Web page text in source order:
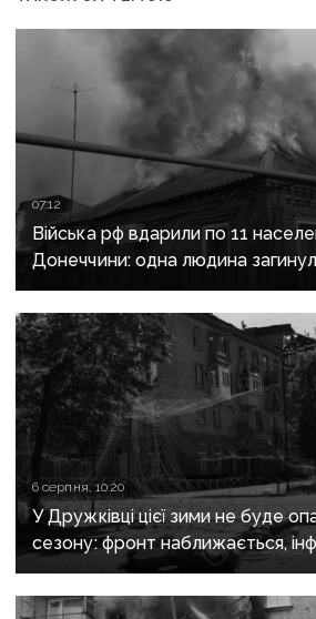
07:12
Війська рф вдарили по 11
Донеччини: одна людина
поранені
6 серпня, 10:20
У Дружківці цієї зими не буде
сезону: фронт наближається,
критично зруйнована